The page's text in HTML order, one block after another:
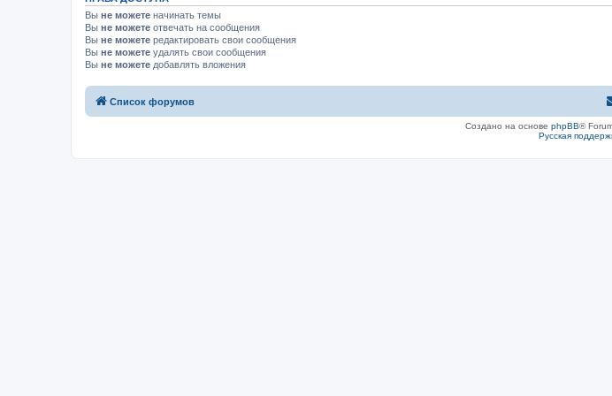
Вы не можете начинать темы
Вы не можете отвечать на сообщения
Вы не можете редактировать свои сообщения
Вы не можете удалять свои сообщения
Вы не можете добавлять вложения
Список форумов
Создано на основе phpBB®
Русская